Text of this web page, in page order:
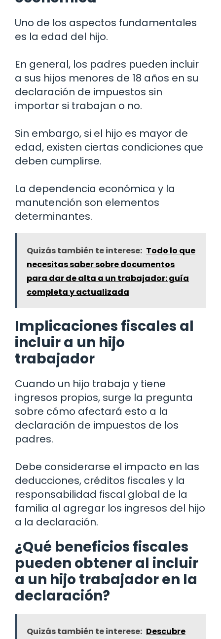
Uno de los aspectos fundamentales
es la edad del hijo.
En general, los padres pueden incluir
a sus hijos menores de 18 años en su
declaración de impuestos sin
importar si trabajan o no.
Sin embargo, si el hijo es mayor de
edad, existen ciertas condiciones que
deben cumplirse.
La dependencia económica y la
manutención son elementos
determinantes.
Quizás también te interese: Todo lo que
necesitas saber sobre documentos
para dar de alta a un trabajador: guía
completa y actualizada
Implicaciones fiscales al
incluir a un hijo
trabajador
Cuando un hijo trabaja y tiene
ingresos propios, surge la pregunta
sobre cómo afectará esto a la
declaración de impuestos de los
padres.
Debe considerarse el impacto en las
deducciones, créditos fiscales y la
responsabilidad fiscal global de la
familia al agregar los ingresos del hijo
a la declaración.
¿Qué beneficios fiscales
pueden obtener al incluir
a un hijo trabajador en la
declaración?
Quizás también te interese: Descubre